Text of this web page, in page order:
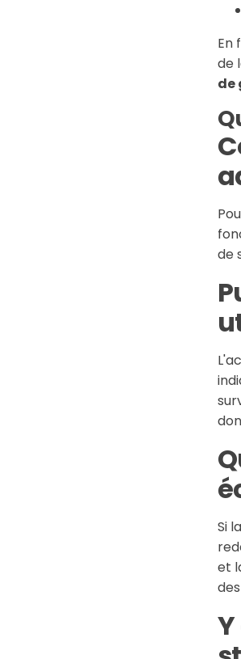
En
de
de
de
Si
et